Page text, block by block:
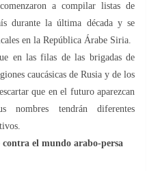
a compilar listas de
durante la última década y se
en la República Árabe Siria.
en las filas de las brigadas de
caucásicas de Rusia y de los
que en el futuro aparezcan
nombres tendrán diferentes
el mundo arabo-persa